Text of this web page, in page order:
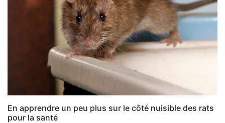
En apprendre un peu plus sur le côté nuisible des rats
pour la santé